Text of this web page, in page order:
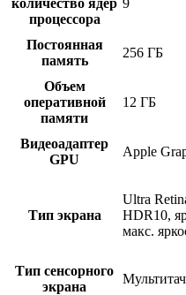
процессора
Постоянная
память
256 ГБ
Объем
оперативной
памяти
12 ГБ
Видеоадаптер
GPU
Apple
Тип экрана
Ultra
HDR10,
макс.
Тип сенсорного
экрана